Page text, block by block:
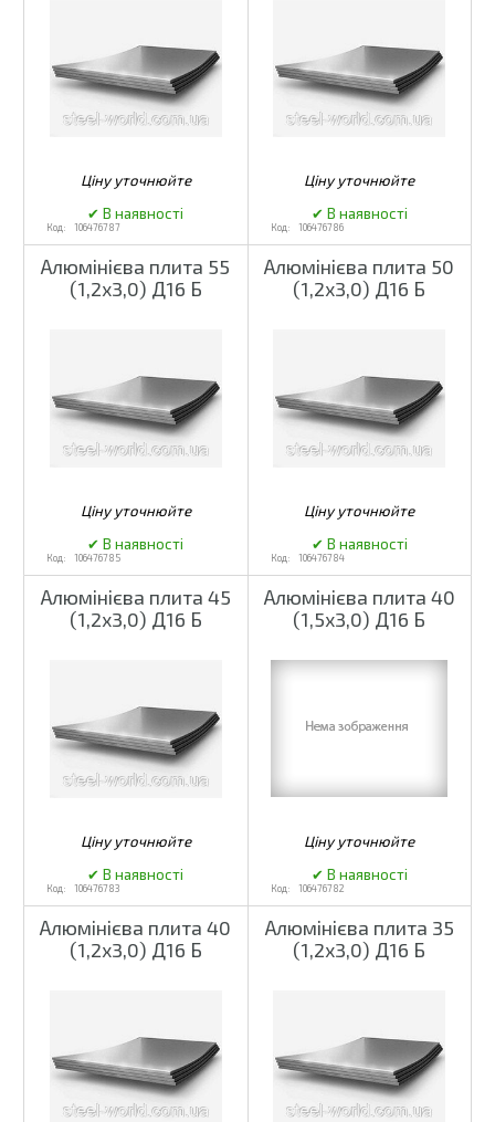
106476787 106476786
Алюмінієва плита 55
(1,2х3,0) Д16 Б
106476785
Алюмінієва плита 50
(1,2х3,0) Д16 Б
106476784
Алюмінієва плита 45
(1,2х3,0) Д16 Б
106476783
Алюмінієва плита 40
(1,5х3,0) Д16 Б
106476782
Алюмінієва плита 40
(1,2х3,0) Д16 Б
Алюмінієва плита 35
(1,2х3,0) Д16 Б